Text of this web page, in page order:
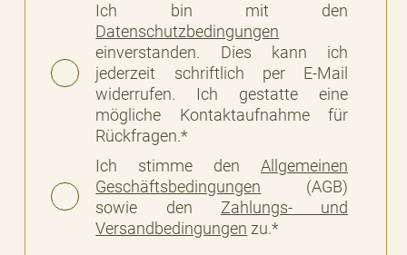
Ich bin mit den
Datenschutzbedingungen
einverstanden. Dies kann ich
jederzeit schriftlich per E-Mail
widerrufen. Ich gestatte eine
mögliche Kontaktaufnahme für
Rückfragen.*
Ich stimme den Allgemeinen
Geschäftsbedingungen (AGB)
sowie den Zahlungs- und
Versandbedingungen zu.*